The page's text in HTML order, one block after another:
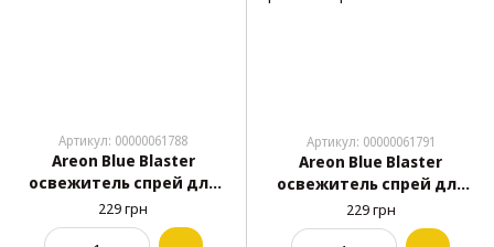
Артикул: 00000061788
Areon Blue Blaster
освежитель спрей для
авто Жвачка 30 мл
концентрат 1:2
229 грн
Артикул: 00000061791
Areon Blue Blaster
освежитель спрей для
авто Новый Автомобиль
30 мл концентрат 1:2
229 грн